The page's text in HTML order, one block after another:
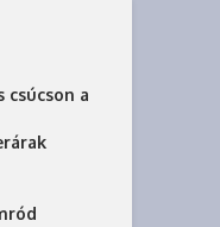
csúcson a